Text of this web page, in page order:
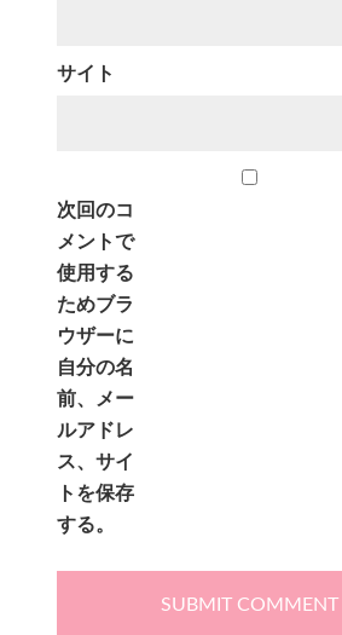
サイト
次回のコ
メントで
使用する
ためブラ
ウザーに
自分の名
前、メー
ルアドレ
ス、サイ
トを保存
する。